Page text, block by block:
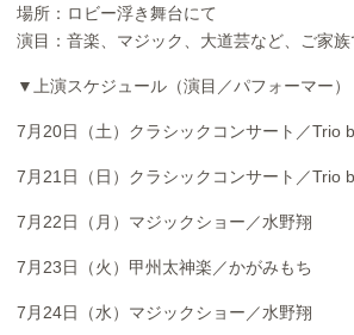
場所：ロビー浮き舞台にて
演目：音楽、マジック、大道芸など、ご家
▼上演スケジュール（演目／パフォーマー）
7月20日（土）クラシックコンサート／Trio
7月21日（日）クラシックコンサート／Trio
7月22日（月）マジックショー／水野翔
7月23日（火）甲州太神楽／かがみもち
7月24日（水）マジックショー／水野翔